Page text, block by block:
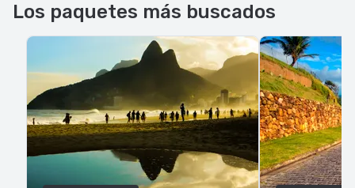
Los paquetes más buscados